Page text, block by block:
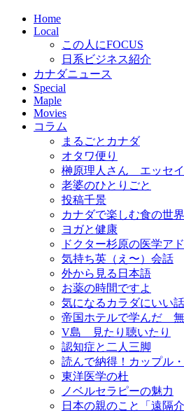
Home
Local
この人にFOCUS
日系ビジネス紹介
カナダニュース
Special
Maple
Movies
コラム
まるごとカナダ
オタワ便り
榊原理人さん エッセイ
老婆のひとりごと
投稿千景
カナダで楽しむ食の世界
ヨガと健康
ドクター杉原の医学ア
気持ち英（え〜）会話
外から見る日本語
お薬の時間ですよ
気になるカラダにいい話
帝国ホテルで学んだ
V島 見たり聴いたり
認知症と二人三脚
読んで納得！カップル
東洋医学の杜
ノベルセラピーの魅力
日本の親のこと「遠隔介